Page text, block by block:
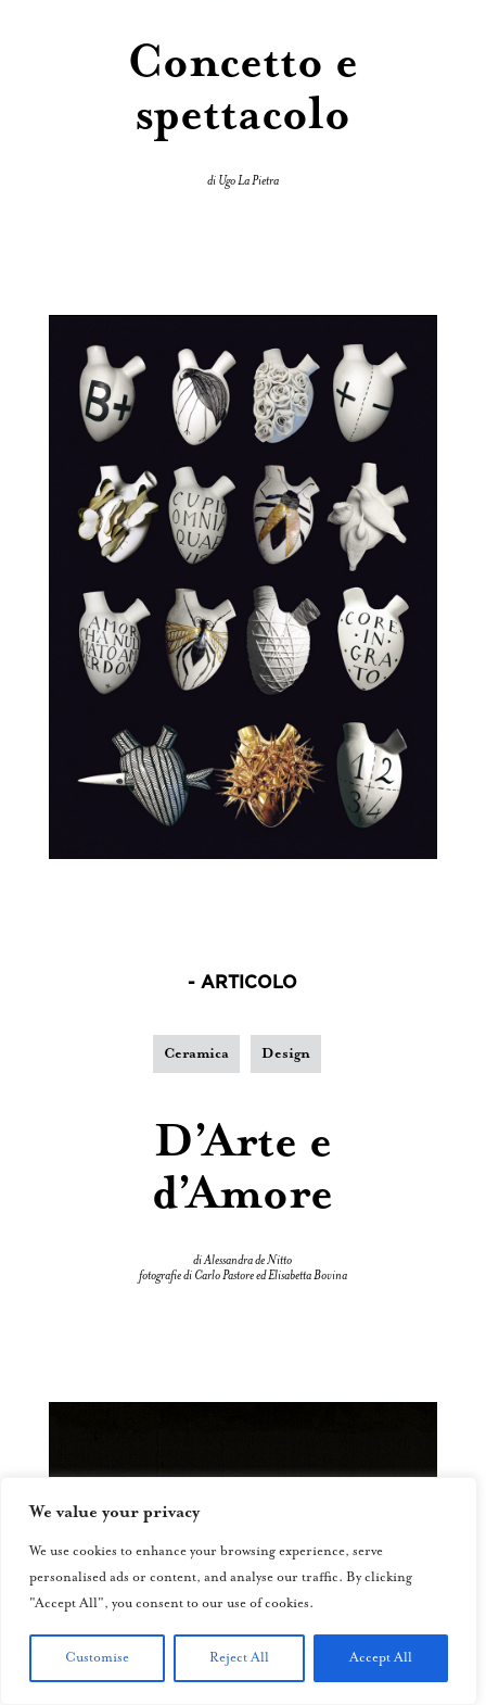
We value your privacy
We use cookies to enhance your browsing experience, serve
personalised ads or content, and analyse our traffic. By clicking
"Accept All", you consent to our use of cookies.
Customise Reject All Accept All
Concetto e
spettacolo
di Ugo La Pietra
- ARTICOLO
Ceramica Design
D’Arte e
d’Amore
di Alessandra de Nitto
fotografie di Carlo Pastore ed Elisabetta Bovina